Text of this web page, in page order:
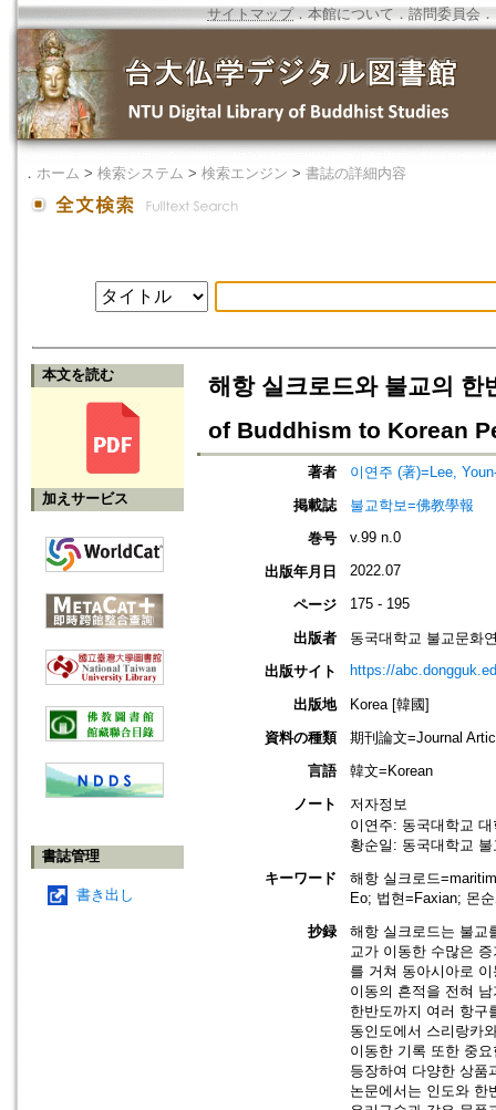
サイトマップ．本館について ． 諮問委員会 ．
． ホーム > 検索システム > 検索エンジン > 書誌の詳細内容
本文を読む
加えサービス
書誌管理
書き出し
해항 실크로드와 불교의
of Buddhism to Korean
著者
이연주 (著)=Lee,
掲載誌
불교학보=佛教學報
巻号
v.99 n.0
出版年月日 2022.07
ページ 175 - 195
出版者
동국대학교 불교문화
出版サイト
https://
出版地
Korea [韓國]
資料の種類
期刊論文=Journal
言語
韓文=Korean
ノート
저자정보
이연주: 동국대학교
황순일: 동국대학교
キーワード
해항 실크로드
Eo; 법현=Faxian; 몬
抄録
해항 실크로드는 불교
교가 이동한 수많은
를 거쳐 동아시아로
이동의 흔적을 전혀
한반도까지 여러 항구
동인도에서 스리랑카
이동한 기록 또한 중
등장하여 다양한 상품
논문에서는 인도와 한